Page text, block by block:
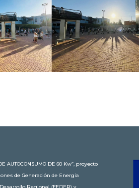
AUTOCONSUMO DE 60 Kw”, proyecto
de Generación de Energía